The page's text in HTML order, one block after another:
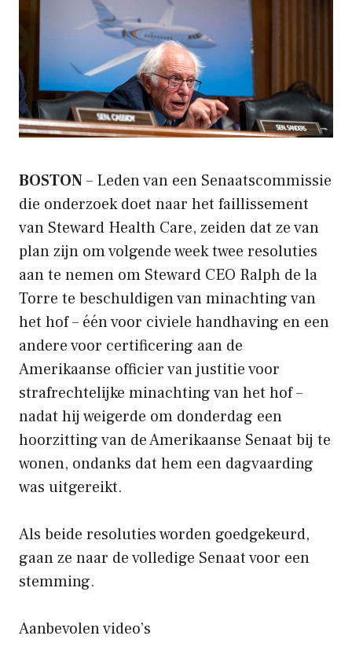
BOSTON– Leden van een Senaatscommissie
die onderzoek doet naar het faillissement
van Steward Health Care, zeiden dat ze van
plan zijn om volgende week twee resoluties
aan te nemen om Steward CEO Ralph de la
Torre te beschuldigen van minachting van
het hof – één voor civiele handhaving en een
andere voor certificering aan de
Amerikaanse officier van justitie voor
strafrechtelijke minachting van het hof –
nadat hij weigerde om donderdag een
hoorzitting van de Amerikaanse Senaat bij te
wonen, ondanks dat hem een ​​dagvaarding
was uitgereikt.
Als beide resoluties worden goedgekeurd,
gaan ze naar de volledige Senaat voor een
stemming.
Aanbevolen video’s